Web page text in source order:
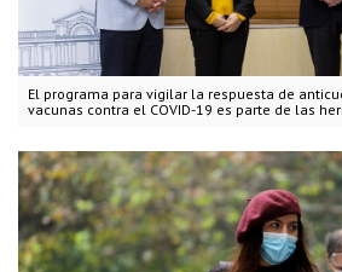
El programa para vigilar la respuesta de
vacunas contra el COVID-19 es parte de las